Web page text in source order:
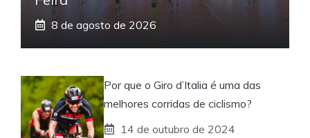
8 de agosto de 2026
Por que o Giro d’Italia é uma das
melhores corridas de ciclismo?
14 de outubro de 2024